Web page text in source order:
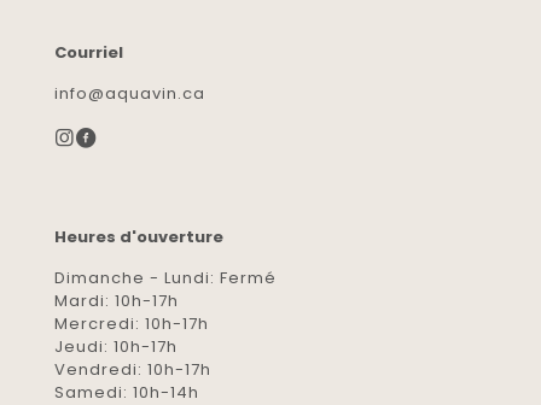
Courriel
info@aquavin.ca
Heures d'ouverture
Dimanche - Lundi: Fermé
Mardi: 10h-17h
Mercredi: 10h-17h
Jeudi: 10h-17h
Vendredi: 10h-17h
Samedi: 10h-14h